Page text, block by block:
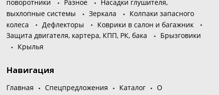
поворотники
Разное
Насадки глушителя,
выхлопные системы
Зеркала
Колпаки запасного
колеса
Дефлекторы
Коврики в салон и багажник
Защита двигателя, картера, КПП, РК, бака
Брызговики
Крылья
Навигация
Главная Спецпредложения Каталог
О